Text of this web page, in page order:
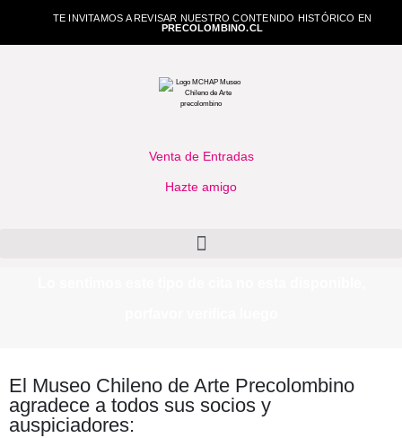
TE INVITAMOS A REVISAR NUESTRO CONTENIDO HISTÓRICO EN
PRECOLOMBINO.CL
Venta de Entradas
Hazte amigo
El Museo Chileno de Arte Precolombino
agradece a todos sus socios y
auspiciadores: